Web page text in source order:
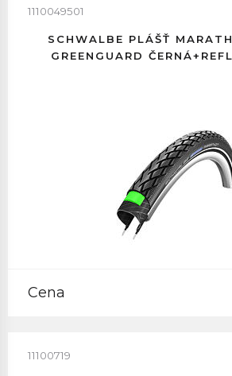
1110049501
SCHWALBE PLÁŠŤ
GREENGUARD
Cena
11100719